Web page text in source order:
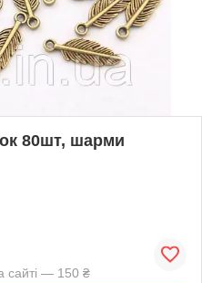
80шт, шарми
сайті — 150 ₴